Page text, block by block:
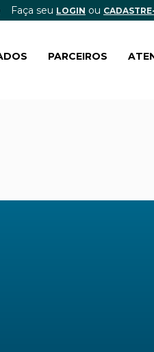
Faça seu LOGIN ou
PARCEIROS